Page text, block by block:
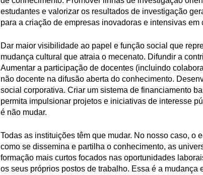
estudantes e valorizar os resultados de investigação
para a criação de empresas inovadoras e intensivas em
Dar maior visibilidade ao papel e função social que
mudança cultural que atraia o mecenato. Difundir a
Aumentar a participação de docentes (incluindo
não docente na difusão aberta do conhecimento.
social corporativa. Criar um sistema de financiamento
permita impulsionar projetos e iniciativas de interesse
é não mudar.
Todas as instituições têm que mudar. No nosso caso, o
como se dissemina e partilha o conhecimento, as
formação mais curtos focados nas oportunidades
os seus próprios postos de trabalho. Essa é a mudança